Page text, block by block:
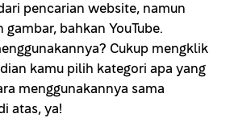
pencarian website, namun
bahkan YouTube.
Cukup mengklik
kamu pilih kategori apa yang
menggunakannya sama
atas, ya!